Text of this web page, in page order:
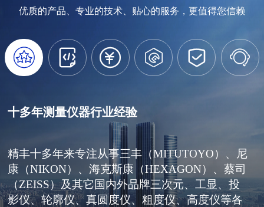
优质的产品、专业的技术、贴心的服务，更值得您信赖
     
十多年测量仪器行业经验
精丰十多年来专注从事三丰（MITUTOYO）、尼
康（NIKON）、海克斯康（HEXAGON）、蔡司
（ZEISS）及其它国内外品牌三次元、工显、投
影仪、轮廓仪、真圆度仪、粗度仪、高度仪等各